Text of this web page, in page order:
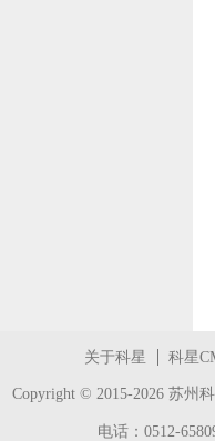
关于科星 科星
Copyright © 2015-2026 苏州
电话：0512-